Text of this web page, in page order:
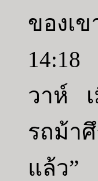
ของเ
14:18
วาห์ เ
รถม้า
แล้ว”